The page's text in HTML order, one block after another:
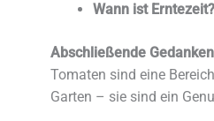
Wann ist Erntezeit?
Abschließende Gedanken
Tomaten sind eine
Garten – sie sind ein